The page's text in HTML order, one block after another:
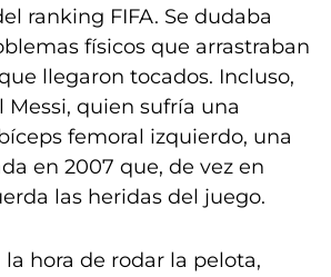
ranking FIFA. Se dudaba
físicos que arrastraban
llegaron tocados. Incluso,
Messi, quien sufría una
femoral izquierdo, una
en 2007 que, de vez en
las heridas del juego.
hora de rodar la pelota,